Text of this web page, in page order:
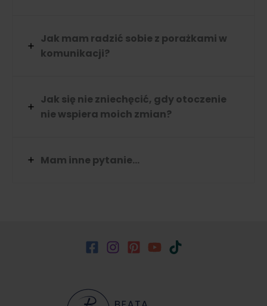
Jak mam radzić sobie z porażkami w
komunikacji?
Jak się nie zniechęcić, gdy otoczenie
nie wspiera moich zmian?
Mam inne pytanie…